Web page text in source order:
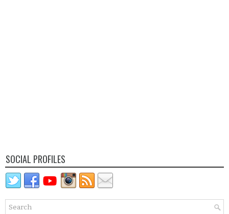
SOCIAL PROFILES